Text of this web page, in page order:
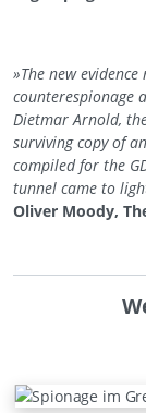
»The new
counterespionage
Dietmar Arnold,
surviving copy of
compiled for the
tunnel came to
Oliver Moody,